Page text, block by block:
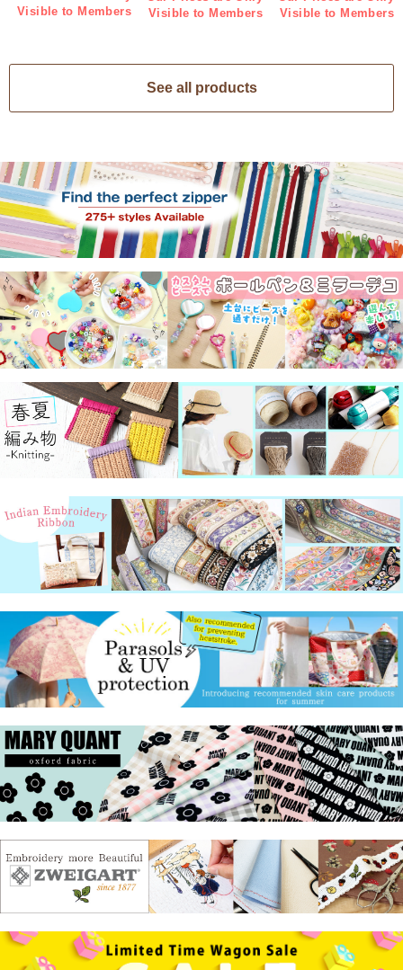
Visible to Members
Visible to Members
Visible to Members
See all products